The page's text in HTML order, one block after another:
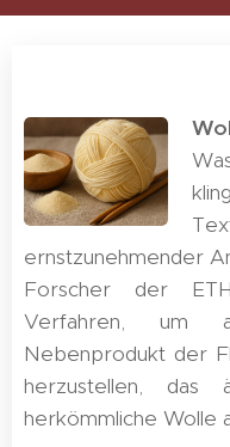
ernstzunehmender
Forscher der
Verfahren, um
Nebenprodukt der
herzustellen, das
herkömmliche Wolle